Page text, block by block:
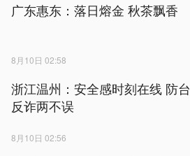
广东惠东：落日熔金 秋茶飘香
8月10日 02:58
浙江温州：安全感时刻在线 防台
反诈两不误
8月10日 02:56